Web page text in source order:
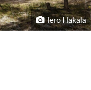
Tero Hakala